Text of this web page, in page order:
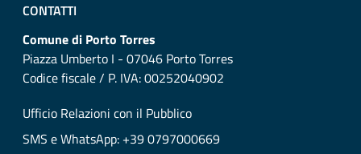
CONTATTI
Comune di Porto Torres
Piazza Umberto I - 07046 Porto Torres
Codice fiscale / P. IVA: 00252040902
Ufficio Relazioni con il Pubblico
SMS e WhatsApp: +39 0797000669